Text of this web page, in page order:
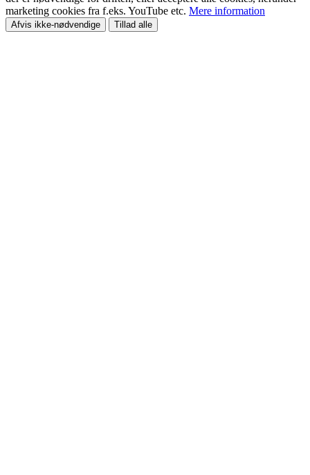
marketing cookies fra f.eks. YouTube etc. Mere information
Afvis ikke-nødvendige Tillad alle